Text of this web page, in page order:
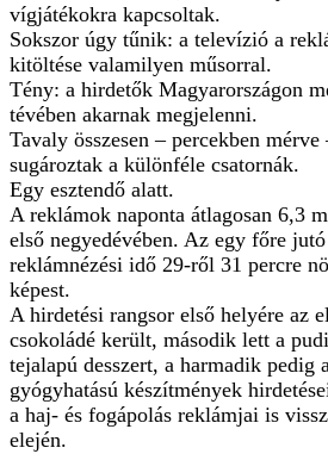
vígjátékokra kapcsoltak.
Sokszor úgy tűnik: a televízió a
kitöltése valamilyen műsorral.
Tény: a hirdetők Magyarországon
tévében akarnak megjelenni.
Tavaly összesen – percekben
sugároztak a különféle csatornák.
Egy esztendő alatt.
A reklámok naponta átlagosan 6,3
első negyedévében. Az egy főre
reklámnézési idő 29-ről 31 percre
képest.
A hirdetési rangsor első helyére az
csokoládé került, második lett a
tejalapú desszert, a harmadik pedig
gyógyhatású készítmények
a haj- és fogápolás reklámjai is
elején.